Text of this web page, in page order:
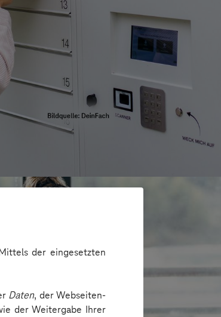
der eingesetzten
Daten, der Webseiten-
der Weitergabe Ihrer